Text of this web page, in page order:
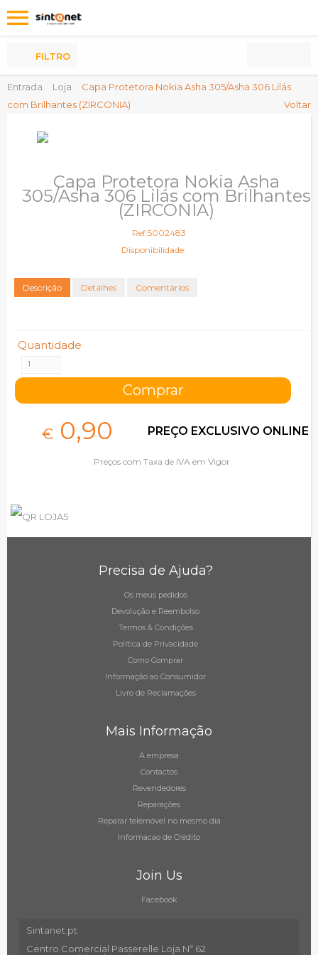
Entrada Loja
Capa Protetora Nokia Asha 305/Asha 306 Lilás
com Brilhantes (ZIRCONIA)
Voltar
FILTRO
Capa Protetora Nokia Asha
305/Asha 306 Lilás com Brilhantes
(ZIRCONIA)
Ref:5002483
Disponibilidade:
Descrição Detalhes Comentários
Quantidade
€ 0,90 PREÇO EXCLUSIVO ONLINE
Preços com Taxa de IVA em Vigor
Precisa de Ajuda?
Os meus pedidos
Devolução e Reembolso
Termos & Condições
Política de Privacidade
Como Comprar
Informação ao Consumidor
Livro de Reclamações
Mais Informação
A empresa
Contactos
Revendedores
Reparações
Reparar telemóvel no mesmo dia
Informacao de Crédito
Join Us
Facebook
Sintanet.pt
Centro Comercial Passerelle Loja Nº 62